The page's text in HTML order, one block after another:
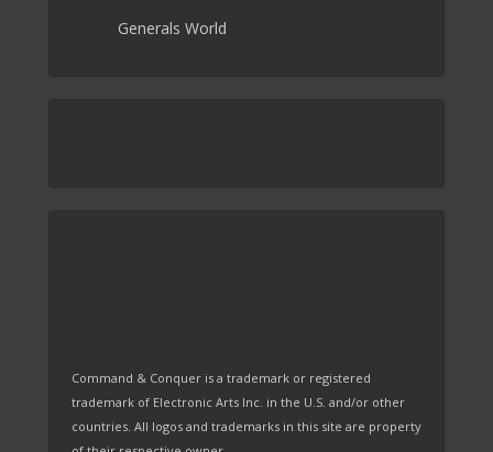
Generals World
Command & Conquer is a trademark or registered
trademark of Electronic Arts Inc. in the U.S. and/or other
countries. All logos and trademarks in this site are property